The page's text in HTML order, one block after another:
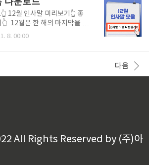
다. 위 버튼을 통해 간편하게
세요!
12월 인사말 미리보기👆 좋
12월은 한 해의 마지막을 장
비하는 달입니다. 이 시기에는
사말을 모아 보았습니다. 아
은 다양한 상황에 맞게 쉽게 사
수 있는 메시지를 손쉽게 보
8. 00:00
다음
All Rights Reserved by (주)아